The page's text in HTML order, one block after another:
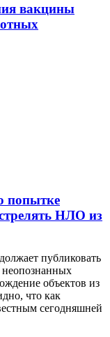
вакцины
попытке
НЛО из
публиковать
объектов из
что как
сегодняшней